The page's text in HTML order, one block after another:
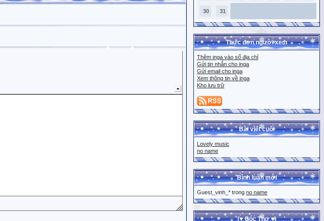
30 31
Thực đơn người xem
Thêm inga vào sổ địa chỉ
Gửi tin nhắn cho inga
Gửi email cho inga
Xem thông tin về inga
Kho lưu trữ
Bài viết cuối
Lovely music
no name
Bình luận mới
Guest_vinh_* trong no name
(♥ Góc Thơ ♥)